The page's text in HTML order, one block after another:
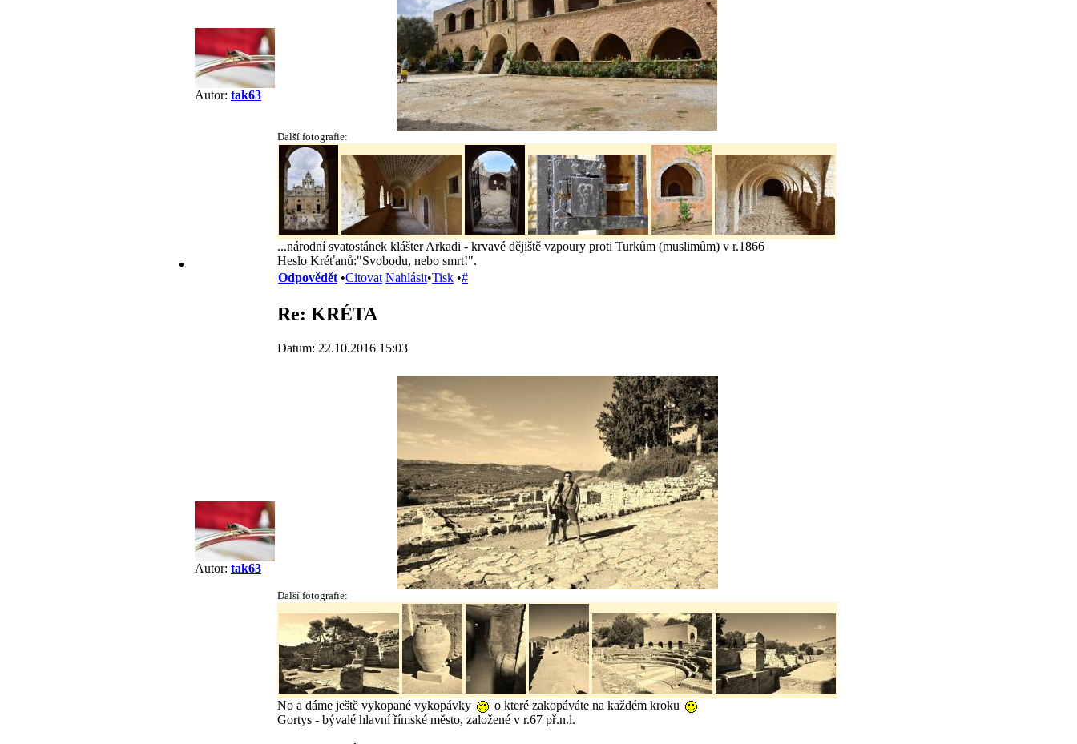
Autor: tak63
Další fotografie:
...národní svatostánek klášter Arkadi - krvavé dějiště vzpoury proti Turkům (muslimům) v r.1866
Heslo Kréťanů:"Svobodu, nebo smrt!".
Odpovědět •Citovat Nahlásit•Tisk •#
Autor: tak63
Re: KRÉTA
Datum: 22.10.2016 15:03
Další fotografie:
No a dáme ještě vykopané vykopávky
o které zakopáváte na každém kroku
Gortys - bývalé hlavní římské město, založené v r.67 př.n.l.